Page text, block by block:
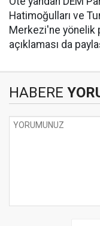
Hatimoğulları ve
Merkezi'ne yönelik
açıklaması da
HABERE